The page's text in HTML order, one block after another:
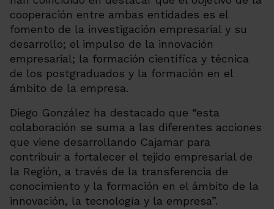
cooperación entre ambas entidades es el
fomento de la investigación empresarial y su
desarrollo; el impulso de la innovación
empresarial; la formación científica y técnica
de los postgraduados y la formación en el
ámbito de la empresa.
Diego González ha destacado que “esta
colaboración se suma a las diferentes acciones
que viene desarrollando Cajamar para
contribuir a fortalecer el tejido empresarial de
la Región, a través de la transferencia de
conocimiento y la formación en el ámbito de la
innovación, la tecnología y la empresa”.